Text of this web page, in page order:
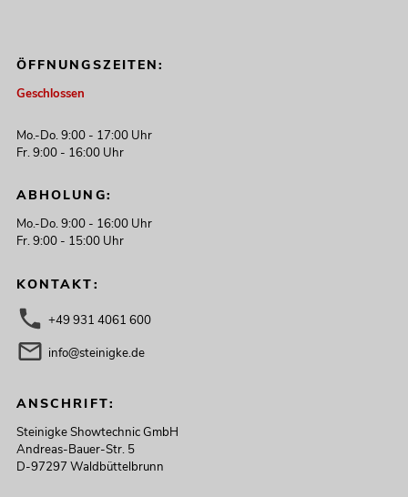
ÖFFNUNGSZEITEN:
Geschlossen
Mo.-Do. 9:00 - 17:00 Uhr
Fr. 9:00 - 16:00 Uhr
ABHOLUNG:
Mo.-Do. 9:00 - 16:00 Uhr
Fr. 9:00 - 15:00 Uhr
KONTAKT:
+49 931 4061 600
info@steinigke.de
ANSCHRIFT:
Steinigke Showtechnic GmbH
Andreas-Bauer-Str. 5
D-97297 Waldbüttelbrunn